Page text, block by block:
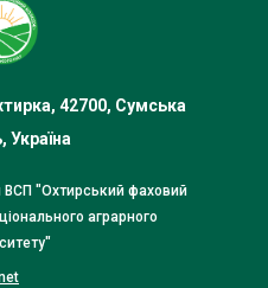
42700, Сумська
Україна
"Охтирський фаховий
аграрного